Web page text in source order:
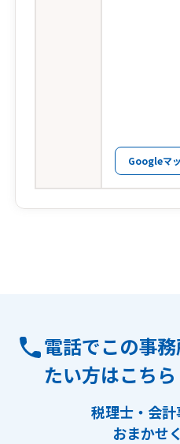
Googleマ
電話でこの事
たい方はこちら
税理士・会
おまかせ